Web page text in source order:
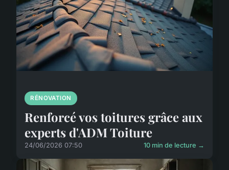
RÉNOVATION
Renforcé vos toitures grâce aux
experts d'ADM Toiture
24/06/2026 07:50 10 min de lecture →